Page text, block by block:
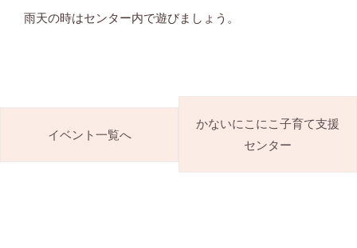
雨天の時はセンター内で遊びましょう。
イベント一覧へ
かないにこにこ子育て支援
センター